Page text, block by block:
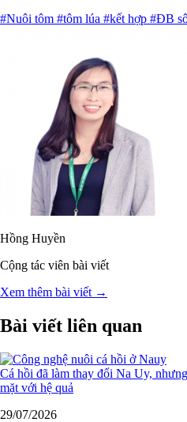
#Nuôi tôm #tôm lúa #kết hợp #ĐB
Hồng Huyền
Cộng tác viên bài viết
Xem thêm bài viết →
Bài viết liên quan
Cá hồi đã làm thay đổi Na Uy,
mặt với hệ quả
29/07/2026